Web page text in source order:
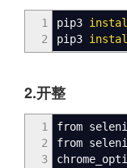
1
2
pip3
pip3
2.开整
1
2
3
from
from